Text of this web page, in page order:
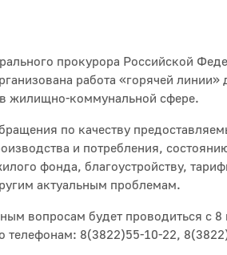
прокурора Российской
работа «горячей
жилищно-коммунальной сфере.
по качеству
и потребления,
фонда, благоустройству,
актуальным проблемам.
вопросам будет проводиться с
телефонам: 8(3822)55-10-22,